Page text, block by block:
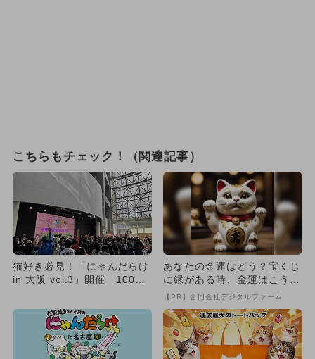
こちらもチェック！（関連記事）
猫好き必見！「にゃんだらけ
in 大阪 vol.3」開催 100グ
あなたの金運はどう？宝くじ
に縁がある時、金運はこう変
わる
【PR】合同会社デジタルファーム